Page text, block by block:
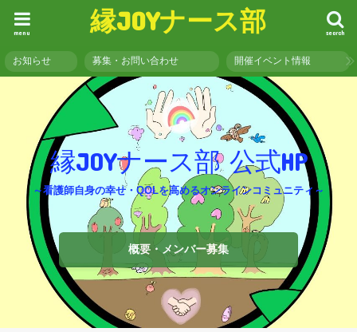
縁JOYナース部 search
menu
お知らせ 募集・お問い合わせ 開催イベント情報
縁JOYナース部 公式HP
～看護師自身の幸せ・QOLを高めるオンラインコミュニティ～
概要・メンバー募集